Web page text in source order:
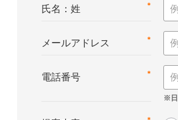
*
氏名：姓
*
メールアドレス
*
電話番号